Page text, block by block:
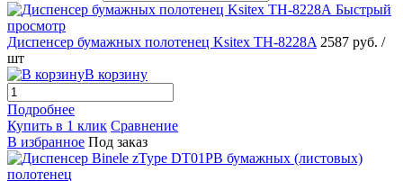
Быстрый
просмотр
Диспенсер бумажных полотенец Ksitex TH-8228A 2587 руб. /
шт
В корзину
Подробнее
Купить в 1 клик Сравнение
В избранное Под заказ